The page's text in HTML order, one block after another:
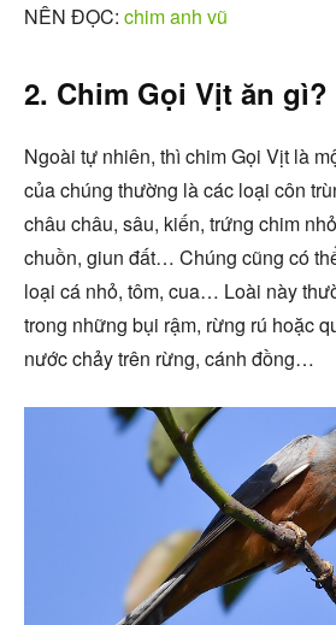
NÊN ĐỌC: chim anh vũ
2. Chim Gọi Vịt ăn gì?
Ngoài tự nhiên, thì chim Gọi Vịt là
của chúng thường là các loại côn
châu châu, sâu, kiến, trứng chim
chuồn, giun đất… Chúng cũng có
loại cá nhỏ, tôm, cua… Loài này
trong những bụi rậm, rừng rú hoặc
nước chảy trên rừng, cánh đồng…